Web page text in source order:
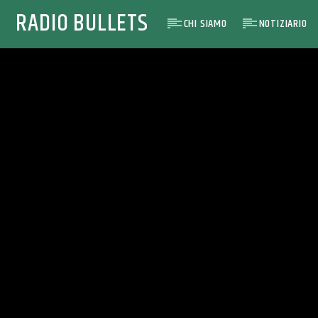
RADIO BULLETS CHI SIAMO NOTIZIARIO